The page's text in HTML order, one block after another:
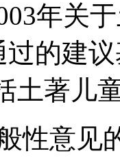
年关
的建
土著儿
性意见